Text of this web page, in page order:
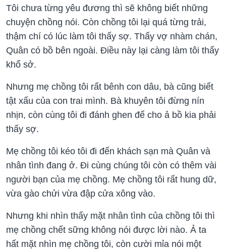
Tôi chưa từng yêu đương thì sẽ không biết những
chuyện chồng nói. Còn chồng tôi lại quá từng trải,
thậm chí có lúc làm tôi thấy sợ. Thấy vợ nhàm chán,
Quân có bồ bên ngoài. Điều này lại càng làm tôi thấy
khổ sở.
Nhưng mẹ chồng tôi rất bênh con dâu, bà cũng biết
tật xấu của con trai mình. Bà khuyên tôi đừng nín
nhịn, còn cùng tôi đi đánh ghen để cho ả bồ kia phải
thấy sợ.
Mẹ chồng tôi kéo tôi đi đến khách sạn mà Quân và
nhân tình đang ở. Đi cùng chúng tôi còn có thêm vài
người bạn của mẹ chồng. Mẹ chồng tôi rất hung dữ,
vừa gào chửi vừa đập cửa xông vào.
Nhưng khi nhìn thấy mặt nhân tình của chồng tôi thì
mẹ chồng chết sững không nói được lời nào. Ả ta
hất mặt nhìn mẹ chồng tôi, còn cười mỉa nói một